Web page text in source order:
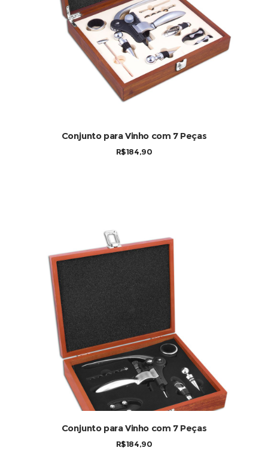
Conjunto para Vinho com 7 Peças
R$184,90
Conjunto para Vinho com 7 Peças
R$184,90